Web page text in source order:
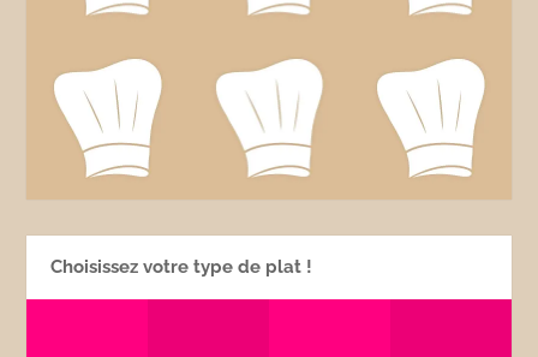
Choisissez votre type de plat !